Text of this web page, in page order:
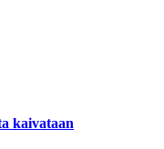
kaivataan